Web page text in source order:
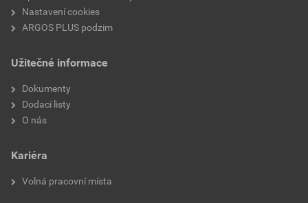
Nastavení cookies
ARGOS PLUS podzim
Užitečné informace
Dokumenty
Dodací listy
O nás
Kariéra
Volná pracovní místa